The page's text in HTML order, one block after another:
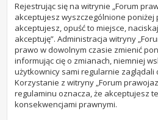
Rejestrując się na witrynie „Forum
akceptujesz wyszczególnione poniżej
akceptujesz, opuść to miejsce,
akceptuję”. Administracja witryny
prawo w dowolnym czasie zmienić
informując cię o zmianach, niemniej
użytkownicy sami regularnie zaglądali
Korzystanie z witryny „Forum
regulaminu oznacza, że akceptujesz
konsekwencjami prawnymi.